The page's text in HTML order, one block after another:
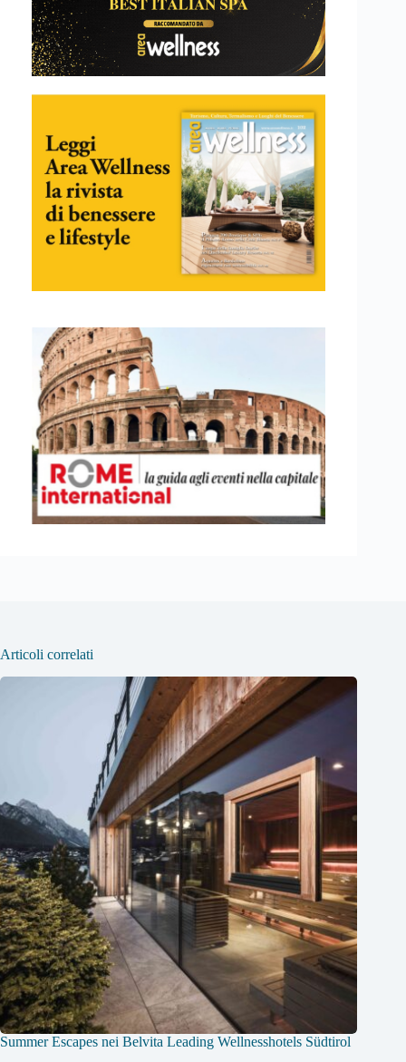
Articoli correlati
Summer Escapes nei Belvita Leading Wellnesshotels Südtirol